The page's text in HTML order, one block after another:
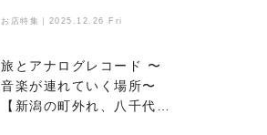
る、新たなオアシス〜
お店特集｜2025.12.26 Fri
旅とアナログレコード 〜
音楽が連れていく場所〜
【新潟の町外れ、八千代マ